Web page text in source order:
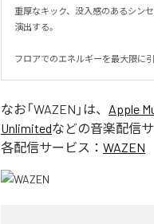
重厚なキック、没入感のあるシン
演出する。
フロアでのエネルギーを最大限に
なお「WAZEN 」は、 Apple
Unlimitedなどの音楽配信
各配信サービス： WAZEN